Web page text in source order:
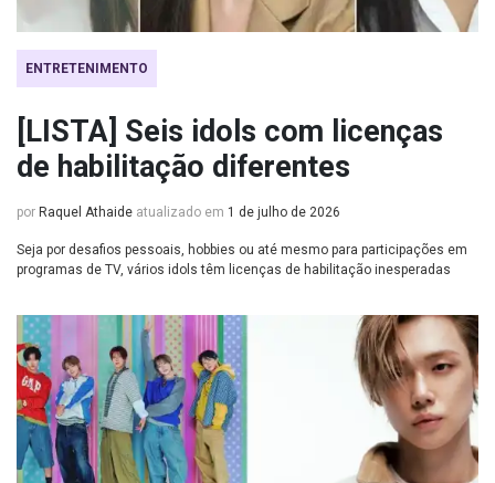
ENTRETENIMENTO
[LISTA] Seis idols com licenças
de habilitação diferentes
por Raquel Athaide atualizado em 1 de julho de 2026
Seja por desafios pessoais, hobbies ou até mesmo para participações em
programas de TV, vários idols têm licenças de habilitação inesperadas